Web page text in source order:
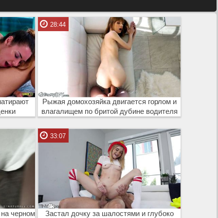
28:44
Рыжая домохозяйка двигается горлом и
влагалищем по бритой дубине водителя
черном
33:07
Застал дочку за шалостями и глубоко